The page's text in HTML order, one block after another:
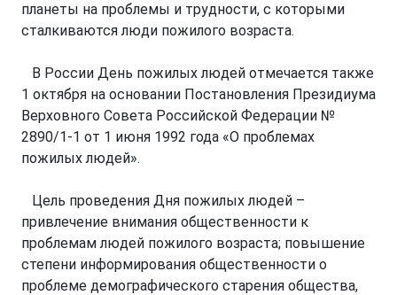
планеты на проблемы и трудности, с которыми
сталкиваются люди пожилого возраста.
В России День пожилых людей отмечается также
1 октября на основании Постановления Президиума
Верховного Совета Российской Федерации №
2890/1-1 от 1 июня 1992 года «О проблемах
пожилых людей».
Цель проведения Дня пожилых людей –
привлечение внимания общественности к
проблемам людей пожилого возраста; повышение
степени информирования общественности о
проблеме демографического старения общества,